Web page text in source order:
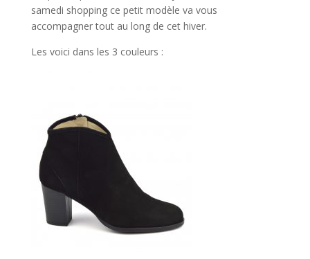
samedi shopping ce petit modèle va vous
accompagner tout au long de cet hiver.
Les voici dans les 3 couleurs :